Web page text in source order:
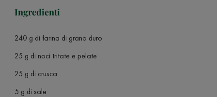
Ingredienti
240 g di farina di grano duro
25 g di noci tritate e pelate
25 g di crusca
5 g di sale